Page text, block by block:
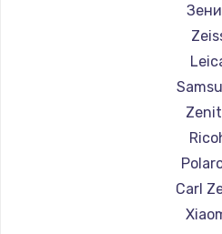
1500
Замена
2500
Замена
1300
Carl